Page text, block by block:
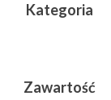
Kategoria
Zawartość